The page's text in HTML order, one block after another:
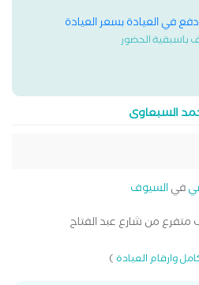
في العيادة بسعر العيادة
باسبقية الحضور
السبعاوى
فيالسيوف
من شارع عبد الفتاح
وارقام العيادة)